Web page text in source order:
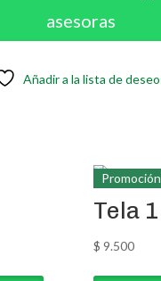
asesoras
Añadir a la lista de
Promoción
Tela
$ 9.500